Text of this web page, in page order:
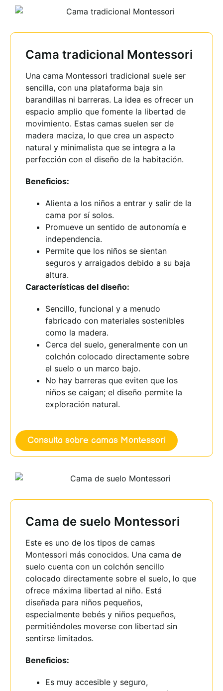
Cama tradicional Montessori
Una cama Montessori tradicional suele ser
sencilla, con una plataforma baja sin
barandillas ni barreras. La idea es ofrecer un
espacio amplio que fomente la libertad de
movimiento. Estas camas suelen ser de
madera maciza, lo que crea un aspecto
natural y minimalista que se integra a la
perfección con el diseño de la habitación.
Beneficios:
Alienta a los niños a entrar y salir de la
cama por sí solos.
Promueve un sentido de autonomía e
independencia.
Permite que los niños se sientan
seguros y arraigados debido a su baja
altura.
Características del diseño:
Sencillo, funcional y a menudo
fabricado con materiales sostenibles
como la madera.
Cerca del suelo, generalmente con un
colchón colocado directamente sobre
el suelo o un marco bajo.
No hay barreras que eviten que los
niños se caigan; el diseño permite la
exploración natural.
Consulta sobre camas Montessori
Cama de suelo Montessori
Este es uno de los tipos de camas
Montessori más conocidos. Una cama de
suelo cuenta con un colchón sencillo
colocado directamente sobre el suelo, lo que
ofrece máxima libertad al niño. Está
diseñada para niños pequeños,
especialmente bebés y niños pequeños,
permitiéndoles moverse con libertad sin
sentirse limitados.
Beneficios:
Es muy accesible y seguro,